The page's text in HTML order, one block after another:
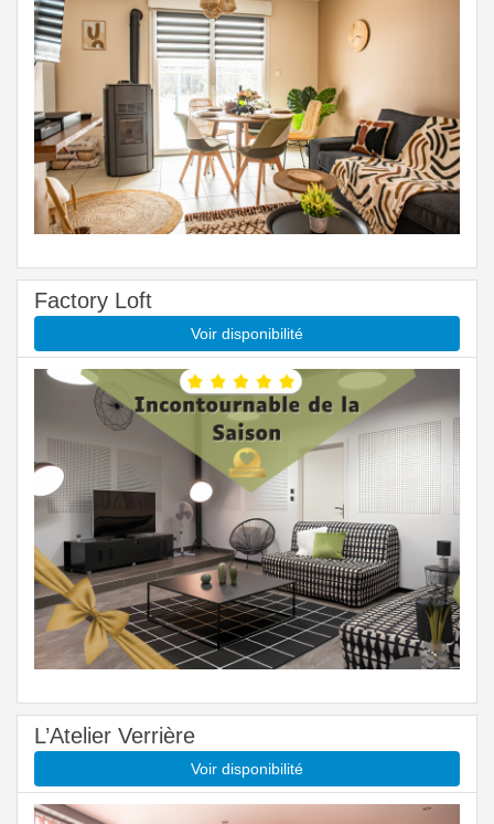
Factory Loft
Voir disponibilité
L’Atelier Verrière
Voir disponibilité